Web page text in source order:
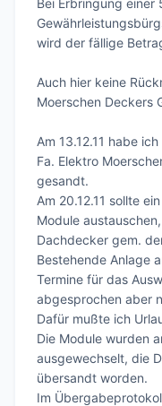
Bei Erbringung einer
wird der fällige
Auch hier keine
Moerschen Deckers
Am 13.12.11 habe
Fa. Elektro
gesandt.
Am 20.12.11 sollte
Module
Dachdecker gem.
Bestehende Anlage
Termine für das
abgesprochen aber
Dafür mußte ich
Die Module wurden
ausgewechselt, die
übersandt worden.
Im